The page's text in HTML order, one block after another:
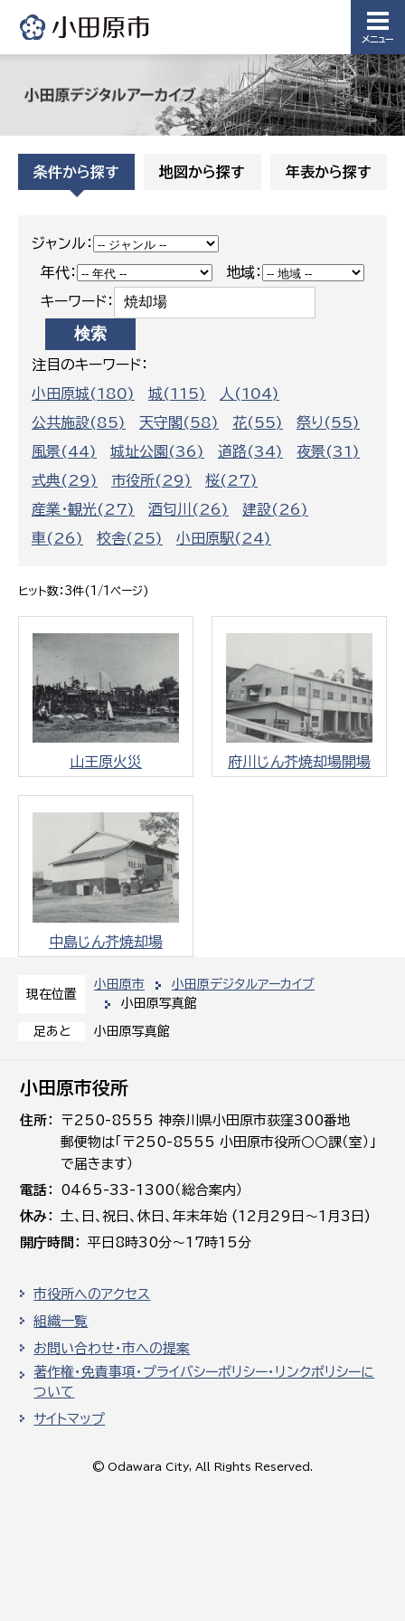
メニュー
務局
議会総務
現在位置
小田原市
小田原デジタルアーカイブ
小田原写真館
足あと 小田原写真館
条件から探す 地図から探す 年表から探す
ジャンル：
年代：
地域：
キーワード：
注目のキーワード：
小田原城(180)
城(115)
人(104)
公共施設(85)
天守閣(58) 花(55)
祭り(55)
風景(44)
城址公園(36) 道路(34)
夜景(31)
式典(29)
市役所(29)
桜(27)
産業・観光(27)
酒匂川(26)
建設(26)
車(26)
校舎(25) 小田原駅(24)
ヒット数：3件(1/1ページ)
山王原火災 府川じん芥焼却場開場
中島じん芥焼却場
小田原市役所
住所
〒250-8555 神奈川県小田原市荻窪300番地
郵便物は「〒250-8555 小田原市役所○○課（室）」
で届きます）
電話
0465-33-1300（総合案内）
休み
土､日､祝日、休日、年末年始 (12月29日～1月3日)
開庁時間
平日8時30分～17時15分
市役所へのアクセス
組織一覧
お問い合わせ・市への提案
著作権・免責事項・プライバシーポリシー・リンクポリシーに
ついて
サイトマップ
© Odawara City, All Rights Reserved.